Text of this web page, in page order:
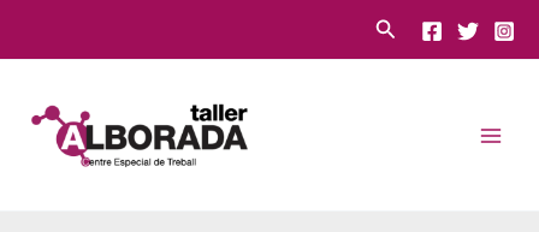
Cerca